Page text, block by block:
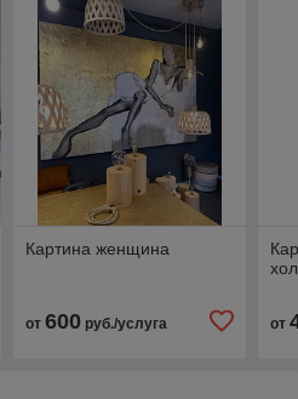
Картина женщина
от 600руб./услуга от